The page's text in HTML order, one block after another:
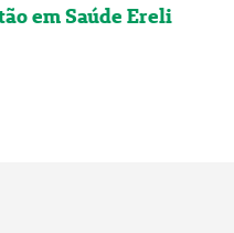
em Saúde Ereli